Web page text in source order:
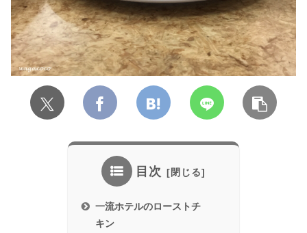
目次
一流ホテルのローストチ
キン